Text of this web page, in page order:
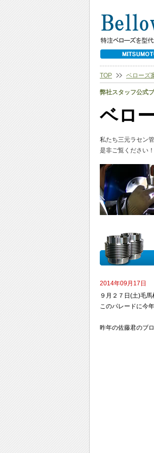
TOP ベローズ
弊社スタッフ公式
ベロ
私たち三元ラセン
是非ご覧ください！
2014年09月17日
９月２７日(土)毛
このパレードに今
昨年の佐藤君のブ